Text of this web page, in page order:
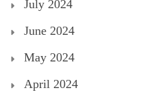
July 2024
June 2024
May 2024
April 2024